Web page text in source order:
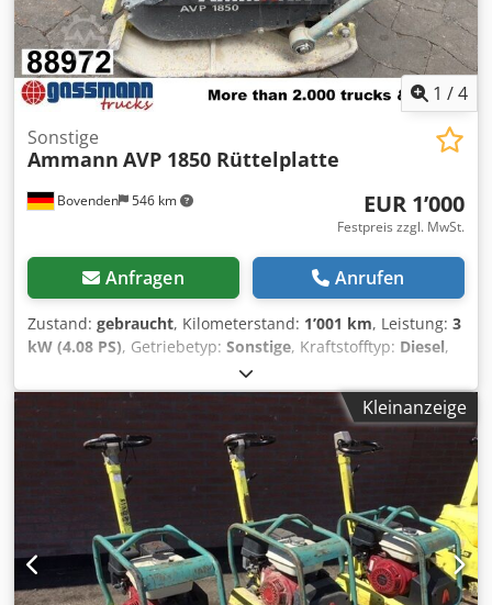
Schotter • Gräben und Fundamente Zustand: Gebrauchte,
vollständige Maschine. HATZ Motor – robuste und
geschätzte Diesel-Einheit.
1 /4
Bovenden 546 km
Sonstige
Ammann AVP 1850 Rüttelplatte
EUR 1’000
Festpreis zzgl. MwSt.
Anfragen Anrufen
Zustand: gebraucht, Kilometerstand: 1’001 km, Leistung: 3
kW (4.08 PS), Getriebetyp: Sonstige, Kraftstofftyp: Diesel,
111 kg
Baujahr:2006, Fahrerkabine:Sonstige, Fahrzeugstandort:
Bovenden, Hatz Dieselmotor! ZUBEHÖRANGABEN OHNE
GEWÄHR, Änderungen, Zwischenverkauf und Irrtümer
vorbehalten! - . Csdpexy Sw Ssfx Acdeha
Kleinanzeige